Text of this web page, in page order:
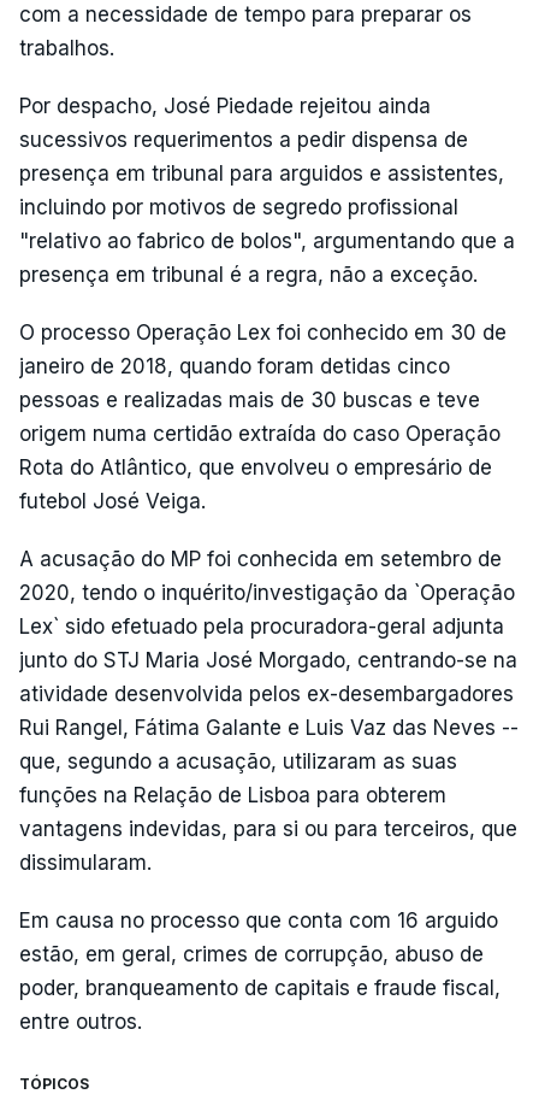
com a necessidade de tempo para preparar os
trabalhos.
Por despacho, José Piedade rejeitou ainda
sucessivos requerimentos a pedir dispensa de
presença em tribunal para arguidos e assistentes,
incluindo por motivos de segredo profissional
"relativo ao fabrico de bolos", argumentando que a
presença em tribunal é a regra, não a exceção.
O processo Operação Lex foi conhecido em 30 de
janeiro de 2018, quando foram detidas cinco
pessoas e realizadas mais de 30 buscas e teve
origem numa certidão extraída do caso Operação
Rota do Atlântico, que envolveu o empresário de
futebol José Veiga.
A acusação do MP foi conhecida em setembro de
2020, tendo o inquérito/investigação da `Operação
Lex` sido efetuado pela procuradora-geral adjunta
junto do STJ Maria José Morgado, centrando-se na
atividade desenvolvida pelos ex-desembargadores
Rui Rangel, Fátima Galante e Luis Vaz das Neves --
que, segundo a acusação, utilizaram as suas
funções na Relação de Lisboa para obterem
vantagens indevidas, para si ou para terceiros, que
dissimularam.
Em causa no processo que conta com 16 arguido
estão, em geral, crimes de corrupção, abuso de
poder, branqueamento de capitais e fraude fiscal,
entre outros.
TÓPICOS